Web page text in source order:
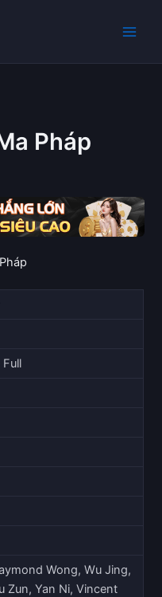
Pháp
Wong, Wu Jing,
Zun, Yan Ni, Vincent